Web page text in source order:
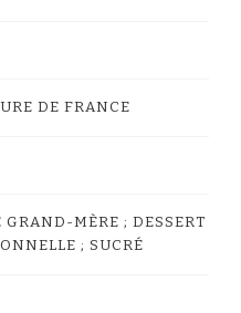
DE FRANCE
MÈRE ; DESSERT
; SUCRÉ